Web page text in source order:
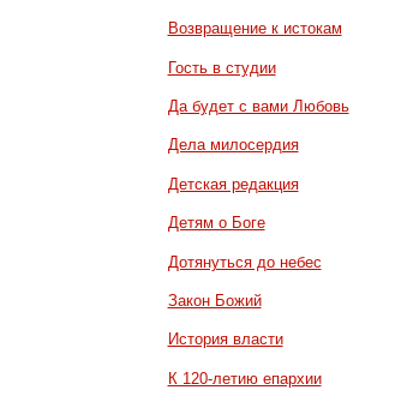
Возвращение к истокам
Гость в студии
Да будет с вами Любовь
Дела милосердия
Детская редакция
Детям о Боге
Дотянуться до небес
Закон Божий
История власти
К 120-летию епархии